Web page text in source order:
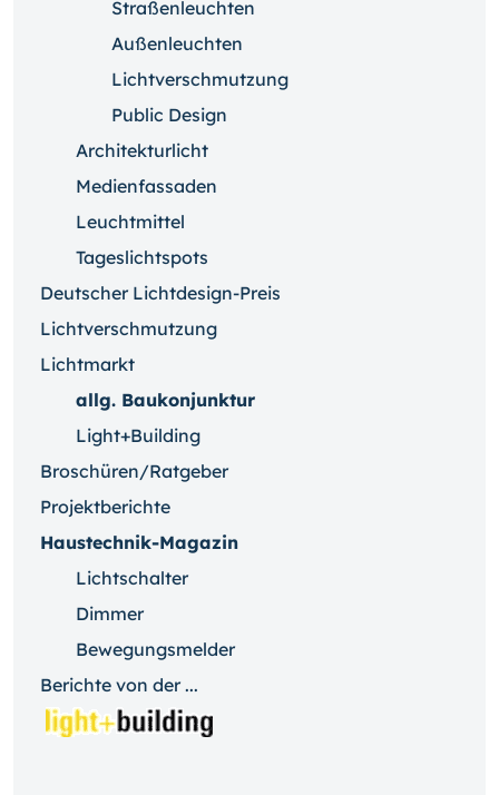
Straßenleuchten
Außenleuchten
Lichtverschmutzung
Public Design
Architekturlicht
Medienfassaden
Leuchtmittel
Tageslichtspots
Deutscher Lichtdesign-Preis
Lichtverschmutzung
Lichtmarkt
allg. Baukonjunktur
Light+Building
Broschüren/Ratgeber
Projektberichte
Haustechnik-Magazin
Lichtschalter
Dimmer
Bewegungsmelder
Berichte von der ...